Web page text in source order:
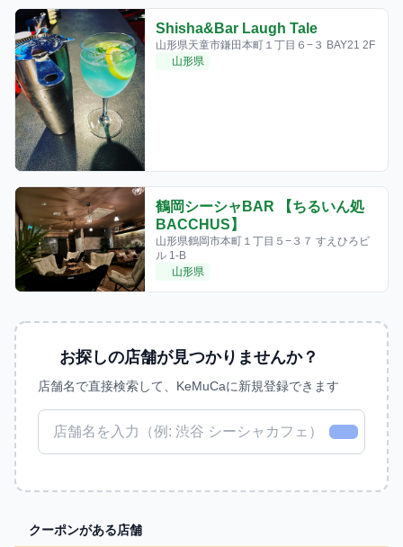
Shisha&Bar Laugh Tale
山形県天童市鎌田本町１丁目６−３ BAY21 2F
山形県
鶴岡シーシャBAR 【ちるいん処
BACCHUS】
山形県鶴岡市本町１丁目５−３７ すえひろビ
ル 1-B
山形県
お探しの店舗が見つかりませんか？
店舗名で直接検索して、KeMuCaに新規登録できます
クーポンがある店舗